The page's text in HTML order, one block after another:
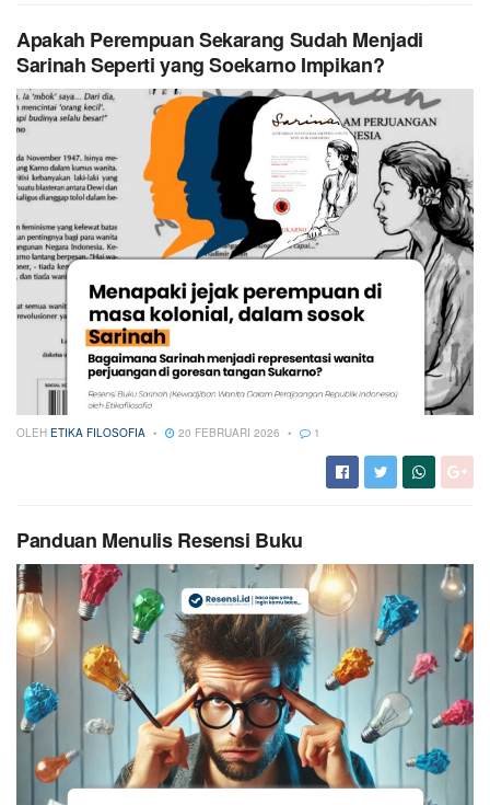
Apakah Perempuan Sekarang Sudah Menjadi
Sarinah Seperti yang Soekarno Impikan?
OLEH ETIKA FILOSOFIA 20 FEBRUARI 2026 1
Panduan Menulis Resensi Buku